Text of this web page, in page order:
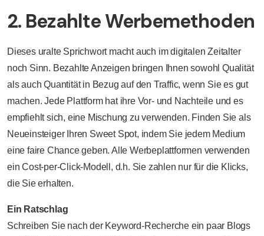
2. Bezahlte Werbemethoden
Dieses uralte Sprichwort macht auch im digitalen Zeitalter
noch Sinn. Bezahlte Anzeigen bringen Ihnen sowohl Qualität
als auch Quantität in Bezug auf den Traffic, wenn Sie es gut
machen. Jede Plattform hat ihre Vor- und Nachteile und es
empfiehlt sich, eine Mischung zu verwenden. Finden Sie als
Neueinsteiger Ihren Sweet Spot, indem Sie jedem Medium
eine faire Chance geben. Alle Werbeplattformen verwenden
ein Cost-per-Click-Modell, d.h. Sie zahlen nur für die Klicks,
die Sie erhalten.
Ein Ratschlag
Schreiben Sie nach der Keyword-Recherche ein paar Blogs